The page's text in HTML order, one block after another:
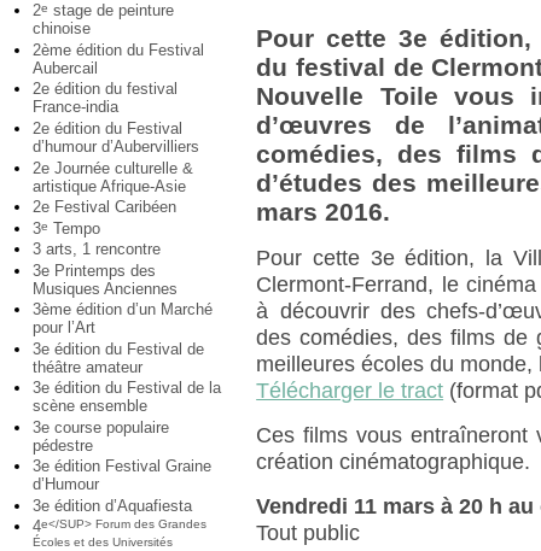
2e stage de peinture
chinoise
2ème édition du Festival
Aubercail
2e édition du festival
France-india
2e édition du Festival
d’humour d’Aubervilliers
2e Journée culturelle &
artistique Afrique-Asie
2e Festival Caribéen
3e Tempo
3 arts, 1 rencontre
3e Printemps des
Musiques Anciennes
3ème édition d’un Marché
pour l’Art
3e édition du Festival de
théâtre amateur
3e édition du Festival de la
scène ensemble
3e course populaire
pédestre
3e édition Festival Graine
d’Humour
3e édition d’Aquafiesta
4e</SUP> Forum des Grandes
Écoles et des Universités
Pour cette 3e édition,
du festival de
Nouvelle Toile vous
d’œuvres de
comédies, des films
d’études des
mars 2016.
Pour cette 3e édition, la
Clermont-Ferrand, le
à découvrir des chefs-
des comédies, des films de
meilleures écoles du
Télécharger le tract (format
Ces films vous entraîneront
création cinématographique.
Vendredi 11 mars à 20 h
Tout public